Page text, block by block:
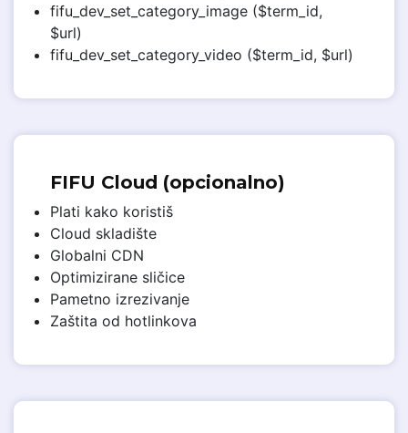
fifu_dev_set_category_image ($term_id,
$url)
fifu_dev_set_category_video ($term_id, $url)
FIFU Cloud (opcionalno)
Plati kako koristiš
Cloud skladište
Globalni CDN
Optimizirane sličice
Pametno izrezivanje
Zaštita od hotlinkova